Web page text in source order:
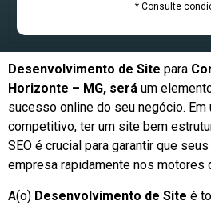
* Consulte
Desenvolvimento de Site para
Horizonte – MG, será um
sucesso online do seu negócio. Em
competitivo, ter um site bem
SEO é crucial para garantir que
empresa rapidamente nos motores
A(o) Desenvolvimento de Site é